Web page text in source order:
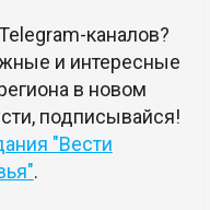
каналов?
и интересные
в новом
подписывайся!
"Вести
.